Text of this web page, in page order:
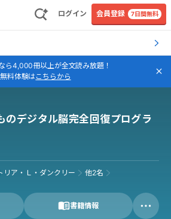
ログイン 会員登録 7日間無料
ら4,000冊以上が全文読み放題！
料体験はこちらから
のデジタル脳完全回復プログラ
リア・Ｌ・ダンクリー 他2名
書籍情報